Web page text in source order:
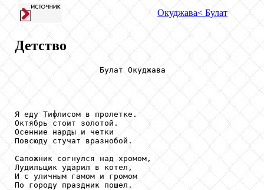
Окуджава< Булат
Детство
                  Булат Окуджава
Я еду Тифлисом в пролетке.
Октябрь стоит золотой.
Осенние нарды и четки
Повсюду стучат вразнобой.
Сапожник согнулся над хромом,
Лудильщик ударил в котел,
И с уличным гамом и громом
По городу праздник пошел.